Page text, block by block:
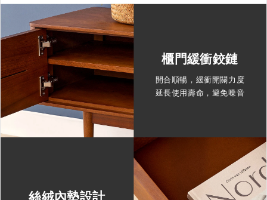
櫃門緩衝鉸鏈
開合順暢，緩衝開關力度
延長使用壽命，避免噪音
絲絨內墊設計